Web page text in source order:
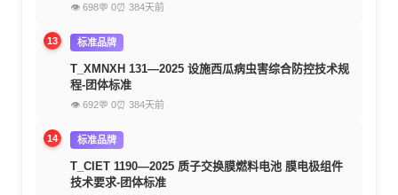
👁 698💬 0⏰ 384天前
13 标准品牌
T_XMNXH 131—2025 设施西瓜病虫害综合防控技术规
程-团体标准
👁 692💬 0⏰ 384天前
14 标准品牌
T_CIET 1190—2025 质子交换膜燃料电池 膜电极组件
技术要求-团体标准